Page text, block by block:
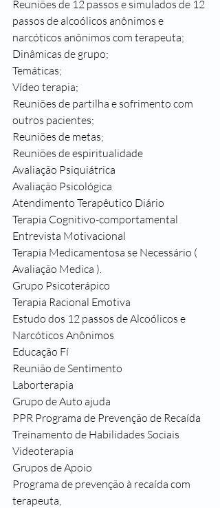
Reuniões de 12 passos e simulados de 12
passos de alcoólicos anônimos e
narcóticos anônimos com terapeuta;
Dinâmicas de grupo;
Temáticas;
Vídeo terapia;
Reuniões de partilha e sofrimento com
outros pacientes;
Reuniões de metas;
Reuniões de espiritualidade
Avaliação Psiquiátrica
Avaliação Psicológica
Atendimento Terapêutico Diário
Terapia Cognitivo-comportamental
Entrevista Motivacional
Terapia Medicamentosa se Necessário (
Avaliação Medica ).
Grupo Psicoterápico
Terapia Racional Emotiva
Estudo dos 12 passos de Alcoólicos e
Narcóticos Anônimos
Educação Fí
Reunião de Sentimento
Laborterapia
Grupo de Auto ajuda
PPR Programa de Prevenção de Recaída
Treinamento de Habilidades Sociais
Videoterapia
Grupos de Apoio
Programa de prevenção à recaída com
terapeuta,